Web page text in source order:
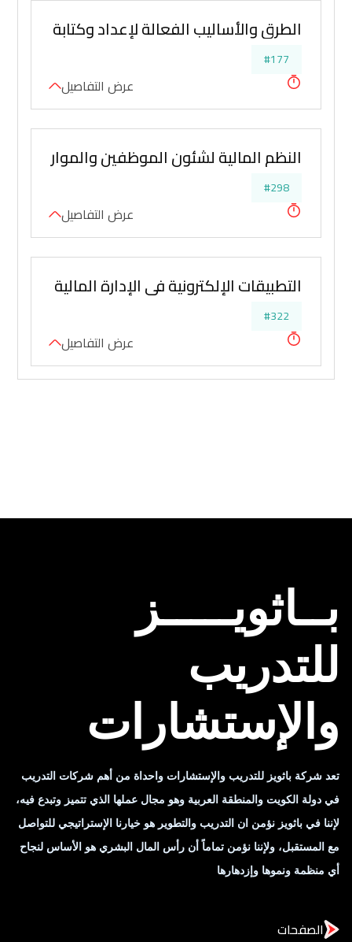
الطرق والأساليب الفعالة لإعداد وكتابة التقارير
#177
عرض التفاصيل
النظم المالية لشئون الموظفين والموارد
#298
عرض التفاصيل
التطبيقات الإلكترونية في الإدارة المالية
#322
عرض التفاصيل
بــاثويـــــز
للتدريب
والإستشارات
تعد شركة باثويز للتدريب والإستشارات واحداة من أهم شركات التدريب
في دولة الكويت والمنطقة العربية وهو مجال عملها الذي تتميز وتبدع فيه،
لإننا في باثويز نؤمن ان التدريب والتطوير هو خيارنا الإستراتيجي للتواصل
مع المستقبل، ولإننا نؤمن تماماً أن رأس المال البشري هو الأساس لنجاح
أي منظمة ونموها وإزدهارها
الصفحات